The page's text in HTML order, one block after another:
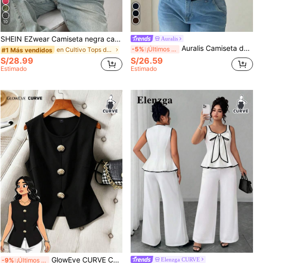
10
SHEIN EZwear Camiseta negra casual y sexy de talla grande con bordado transparente para mujer
#1 Más vendidos en Cultivo Tops de mujer de talla grande
S/28.99
Estimado
Auralis
-5% ¡Últimos 2 días Auralis Camiseta de manga corta con cuello en U y decoración de mariposa, con ribete de color contrastante, talla grande, para verano
S/26.59
Estimado
-9% ¡Últimos 2 días GlowEve CURVE Camiseta elegante de talla grande de unicolor con botones de metal en forma de concha, para primavera/verano Elenzga CURVE